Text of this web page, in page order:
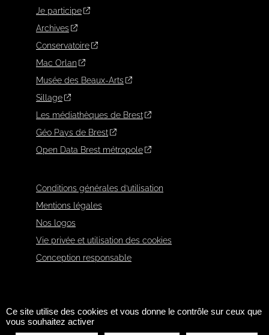
Ce site utilise des cookies et vous donne le contrôle sur ceux que
vous souhaitez activer
Je participe
Archives
Conservatoire
Mac Orlan
Musée des Beaux-Arts
Sillage
Les médiathèques de Brest
Géo Pays de Brest
Open Data Brest métropole
Conditions générales d’utilisation
Mentions légales
Nos logos
Vie privée et utilisation des cookies
Conception responsable